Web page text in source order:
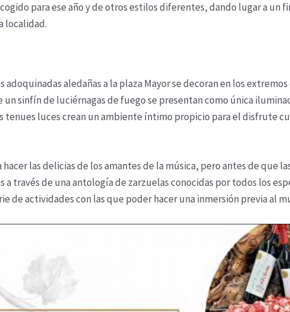
para ese año y de otros estilos diferentes, dando lugar a un
localidad.
aledañas a la plaza Mayor se decoran en los
sinfín de luciérnagas de fuego se presentan como única
tenues luces crean un ambiente íntimo propicio para el disfrute
las delicias de los amantes de la música, pero antes de que
través de una antología de zarzuelas conocidas por todos los
de actividades con las que poder hacer una inmersión previa al